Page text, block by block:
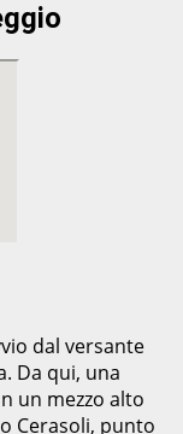
dal versante
Da qui, una
un mezzo alto
Cerasoli, punto